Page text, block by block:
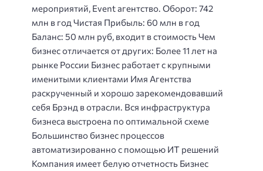
мероприятий, Event агентство. Оборот: 742
млн в год Чистая Прибыль: 60 млн в год
Баланс: 50 млн руб, входит в стоимость Чем
бизнес отличается от других: Более 11 лет на
рынке России Бизнес работает с крупными
именитыми клиентами Имя Агентства
раскрученный и хорошо зарекомендовавший
себя Брэнд в отрасли. Вся инфраструктура
бизнеса выстроена по оптимальной схеме
Большинство бизнес процессов
автоматизированно с помощью ИТ решений
Компания имеет белую отчетность Бизнес